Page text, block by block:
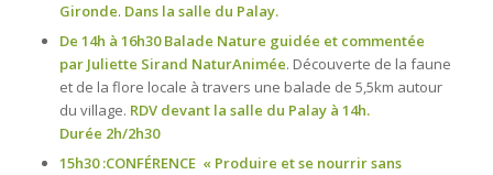
Gironde. Dans la salle du Palay.
De 14h à 16h30 Balade Nature guidée et commentée
par Juliette Sirand NaturAnimée. Découverte de la faune
et de la flore locale à travers une balade de 5,5km autour
du village. RDV devant la salle du Palay à 14h.
Durée 2h/2h30
15h30 :CONFÉRENCE « Produire et se nourrir sans